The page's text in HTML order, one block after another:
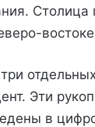
Столица
Эти
в